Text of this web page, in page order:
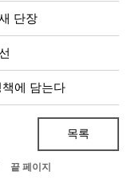
단장
에 담는다
목록
끝 페이지